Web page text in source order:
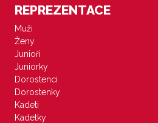
REPREZENTACE
Muži
Ženy
Junioři
Juniorky
Dorostenci
Dorostenky
Kadeti
Kadetky